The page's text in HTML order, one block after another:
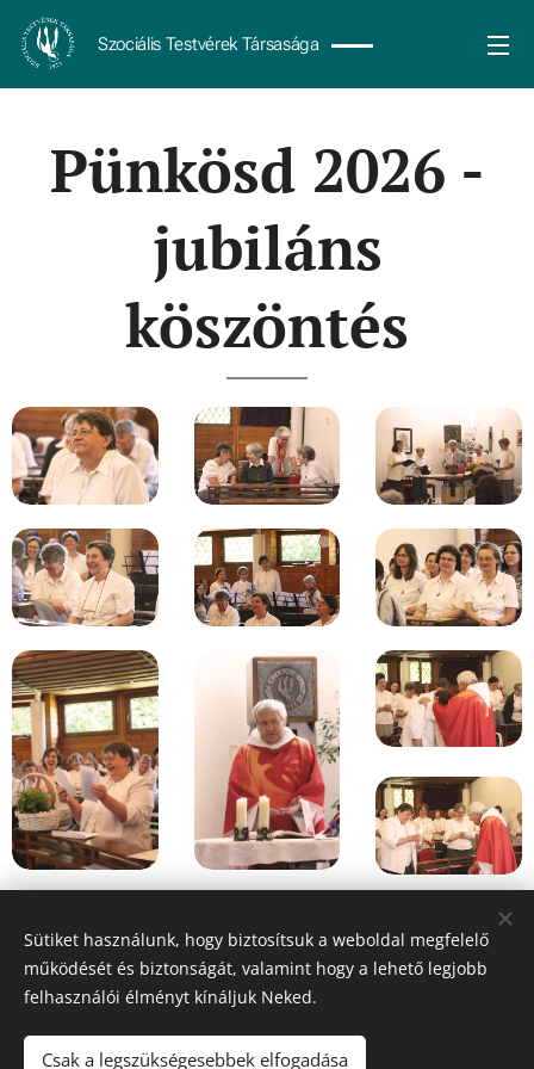
Szociális Testvérek Társasága
Pünkösd 2026 -
jubiláns
köszöntés
Fotókat készítette: Mészáros Csenge Veronika SSS
Sütiket használunk, hogy biztosítsuk a weboldal megfelelő
működését és biztonságát, valamint hogy a lehető legjobb
felhasználói élményt kínáljuk Neked.
Csak a legszükségesebbek elfogadása